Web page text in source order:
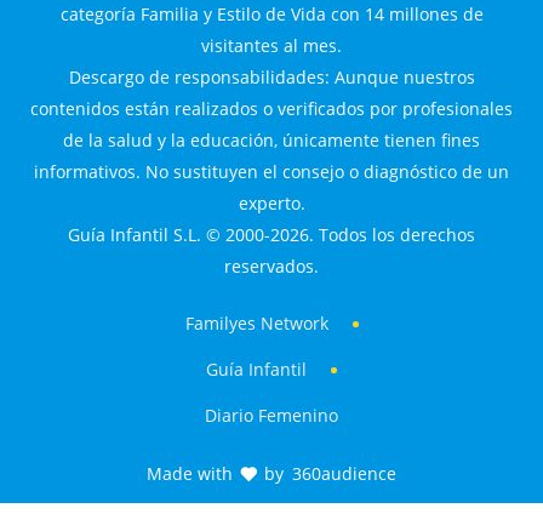
categoría Familia y Estilo de Vida con 14 millones de
visitantes al mes.
Descargo de responsabilidades: Aunque nuestros
contenidos están realizados o verificados por profesionales
de la salud y la educación, únicamente tienen fines
informativos. No sustituyen el consejo o diagnóstico de un
experto.
Guía Infantil S.L. © 2000-2026. Todos los derechos
reservados.
Familyes Network
Guía Infantil
Diario Femenino
Made with by 360audience